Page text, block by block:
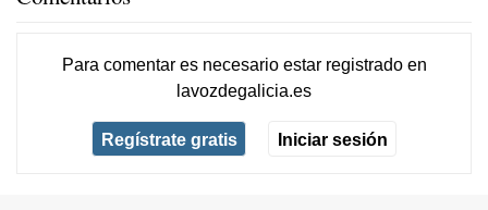
Para comentar es necesario estar registradoen
lavozdegalicia.es
Regístrate gratis Iniciar sesión